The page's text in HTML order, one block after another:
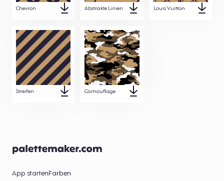
Chevron Abstrakte Linien Louis Vuitton
Streifen Camouflage
App startenFarben